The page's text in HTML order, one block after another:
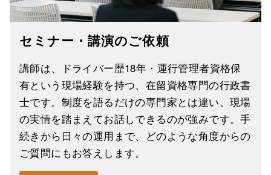
セミナー・講演のご依頼
講師は、ドライバー歴18年・運行管理者資格保
有という現場経験を持つ、在留資格専門の行政書
士です。制度を語るだけの専門家とは違い、現場
の実情を踏まえてお話しできるのが強みです。手
続きから日々の運用まで、どのような角度からの
ご質問にもお答えします。